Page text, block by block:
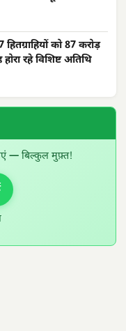
को 87 करोड़
रहे विशिष्ट अतिथि
— बिल्कुल मुफ़्त!